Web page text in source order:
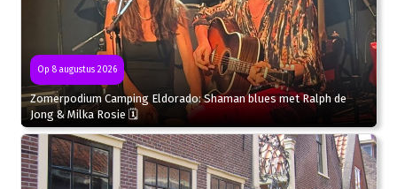
Op 8 augustus 2026
Zomerpodium Camping Eldorado: Shaman blues met Ralph de
Jong & Milka Rosie 🗓